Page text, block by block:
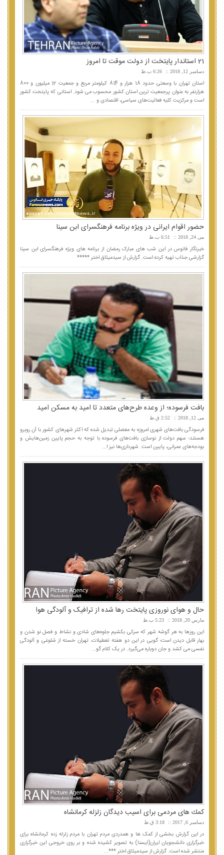
21 استاندار پایتخت از دولت موقت تا امروز
دسامبر 12, 2018 6:26 ب.ظ
استان تهران با وسعتی حدود 18 هزار و 814 کیلومتر مربع و جمعیت 12 میلیون و 800
هزارنفر به عنوان پرجمعیت ترین استان کشور محسوب می شود. استانی که پایتخت کشور
است و مرکزیت کلیه فعالیت‌های سیاسی، اقتصادی و ...
حضور اقوام ایرانی در ویژه برنامه فرهنگسرای ابن سینا
می 24, 2018 6:51 ب.ظ
خبرنگار فانوس در این شب های مبارک رمضان از برنامه های ویژه فرهنگسرای ابن سینا
گزارشی جذاب تهیه کرده است. گزارش از سیدمیثاق اختر *****
بافت فرسوده؛ از وعده طرح‌های متعدد تا امید به مسکن امید
می 12, 2018 2:52 ق.ظ
فرسودگی بافت‌های شهری امروزه به معضلی تبدیل شده که اکثر شهرهای کشور با آن روبرو
هستند؛ سهم دولت از نوسازی بافت‌های فرسوده با توجه به حجم پایین زمین‌هایش و
بودجه‌های عمرانی، پایین است. شهرداری‌ها نیز ا...
حال و هوای نوروزی پایتخت رها شده از ترافیک و آلودگی هوا
مارس 20, 2018 5:23 ب.ظ
این روزها به هر گوشه شهر که سرکی بکشیم جلوه‌های شادی و نشاط و فصل نو شدن و
بهار قابل دیدن است؛ گویی در این دو هفته تعطیلات، تهران خسته از شلوغی و آلودگی
نفسی می کشد و جان دوباره می‌گیرد. در یک کلام گو...
كمك های مردمی برای اسیب دیدگان زلزله كرمانشاه
دسامبر 6, 2017 3:18 ق.ظ
در این گزارش بخشی از کمک ها و همدردی مردم تهران با مردم زلزله زده کرمانشاه برای
خبرگزاری دانشجویان ایران(ایسنا) به تصویر کشیده شده و بر روی خروجی این خبرگزاری
منتشر شده است. گزارش از سیدمیثاق اختر ***...